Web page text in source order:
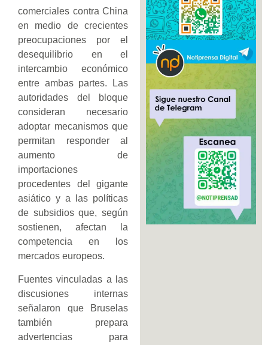
comerciales contra China
en medio de crecientes
preocupaciones por el
desequilibrio en el
intercambio económico
entre ambas partes. Las
autoridades del bloque
consideran necesario
adoptar mecanismos que
permitan responder al
aumento de
importaciones
procedentes del gigante
asiático y a las políticas
de subsidios que, según
sostienen, afectan la
competencia en los
mercados europeos.
Fuentes vinculadas a las
discusiones internas
señalaron que Bruselas
también prepara
advertencias para